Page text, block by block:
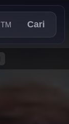
Cari